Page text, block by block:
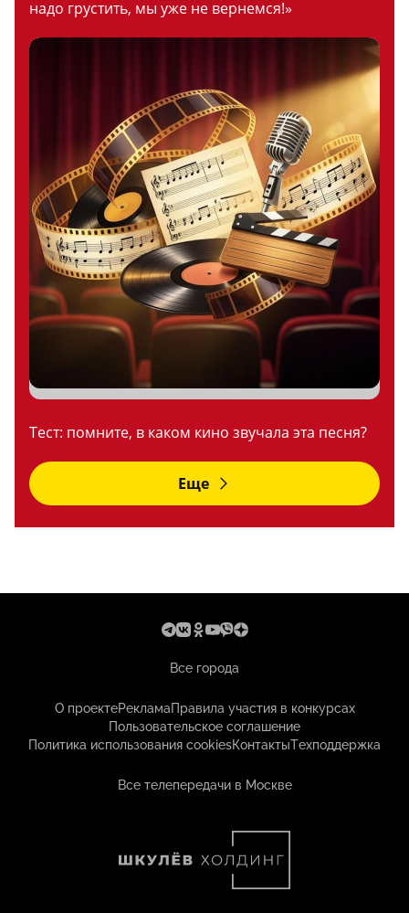
надо грустить, мы уже не вернемся!»
Тест: помните, в каком кино звучала эта песня?
Еще
Все города
О проектеРекламаПравила участия в конкурсах
Пользовательское соглашение
Политика использования cookiesКонтактыТехподдержка
Все телепередачи в Москве